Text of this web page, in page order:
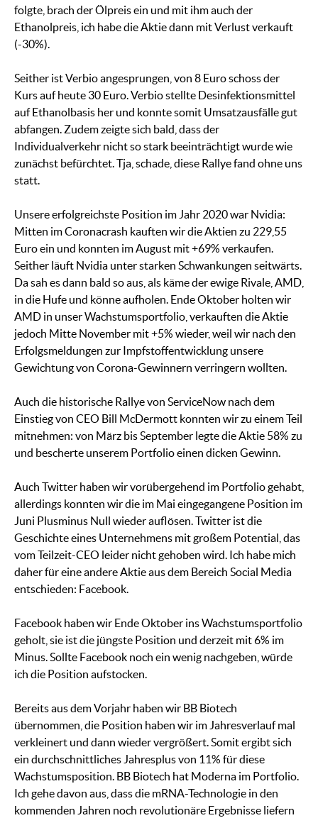
folgte, brach der Ölpreis ein und mit ihm auch der
Ethanolpreis, ich habe die Aktie dann mit Verlust verkauft
(-30%).
Seither ist Verbio angesprungen, von 8 Euro schoss der
Kurs auf heute 30 Euro. Verbio stellte Desinfektionsmittel
auf Ethanolbasis her und konnte somit Umsatzausfälle gut
abfangen. Zudem zeigte sich bald, dass der
Individualverkehr nicht so stark beeinträchtigt wurde wie
zunächst befürchtet. Tja, schade, diese Rallye fand ohne uns
statt.
Unsere erfolgreichste Position im Jahr 2020 war Nvidia:
Mitten im Coronacrash kauften wir die Aktien zu 229,55
Euro ein und konnten im August mit +69% verkaufen.
Seither läuft Nvidia unter starken Schwankungen seitwärts.
Da sah es dann bald so aus, als käme der ewige Rivale, AMD,
in die Hufe und könne aufholen. Ende Oktober holten wir
AMD in unser Wachstumsportfolio, verkauften die Aktie
jedoch Mitte November mit +5% wieder, weil wir nach den
Erfolgsmeldungen zur Impfstoffentwicklung unsere
Gewichtung von Corona-Gewinnern verringern wollten.
Auch die historische Rallye von ServiceNow nach dem
Einstieg von CEO Bill McDermott konnten wir zu einem Teil
mitnehmen: von März bis September legte die Aktie 58% zu
und bescherte unserem Portfolio einen dicken Gewinn.
Auch Twitter haben wir vorübergehend im Portfolio gehabt,
allerdings konnten wir die im Mai eingegangene Position im
Juni Plusminus Null wieder auflösen. Twitter ist die
Geschichte eines Unternehmens mit großem Potential, das
vom Teilzeit-CEO leider nicht gehoben wird. Ich habe mich
daher für eine andere Aktie aus dem Bereich Social Media
entschieden: Facebook.
Facebook haben wir Ende Oktober ins Wachstumsportfolio
geholt, sie ist die jüngste Position und derzeit mit 6% im
Minus. Sollte Facebook noch ein wenig nachgeben, würde
ich die Position aufstocken.
Bereits aus dem Vorjahr haben wir BB Biotech
übernommen, die Position haben wir im Jahresverlauf mal
verkleinert und dann wieder vergrößert. Somit ergibt sich
ein durchschnittliches Jahresplus von 11% für diese
Wachstumsposition. BB Biotech hat Moderna im Portfolio.
Ich gehe davon aus, dass die mRNA-Technologie in den
kommenden Jahren noch revolutionäre Ergebnisse liefern